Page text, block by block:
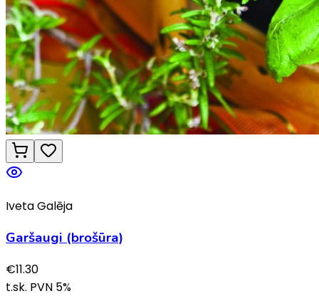
Iveta Galēja
Garšaugi (brošūra)
€11.30
t.sk. PVN 5%